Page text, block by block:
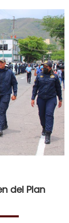
los carabobeños a
Las Tejerías
del Plan